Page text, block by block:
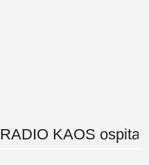
KAOS ospita